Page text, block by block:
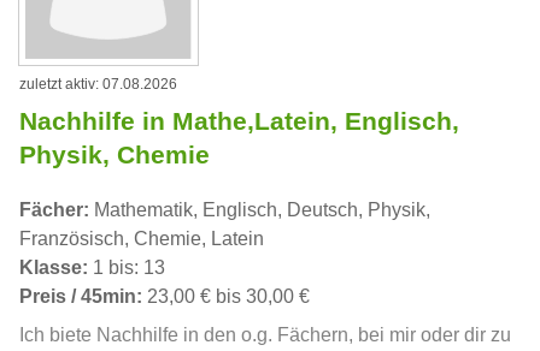
zuletzt aktiv: 07.08.2026
Nachhilfe in Mathe,Latein, Englisch,
Physik, Chemie
Fächer: Mathematik, Englisch, Deutsch, Physik,
Französisch, Chemie, Latein
Klasse: 1 bis: 13
Preis / 45min: 23,00 € bis 30,00 €
Ich biete Nachhilfe in den o.g. Fächern, bei mir oder dir zu